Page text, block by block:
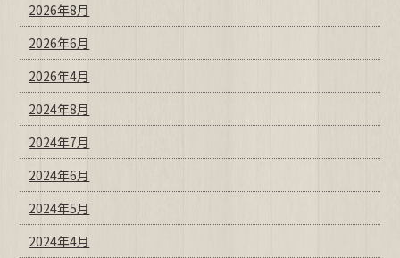
2026年8月
2026年6月
2026年4月
2024年8月
2024年7月
2024年6月
2024年5月
2024年4月